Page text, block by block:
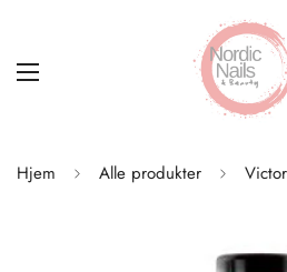
Hjem Alle produkter